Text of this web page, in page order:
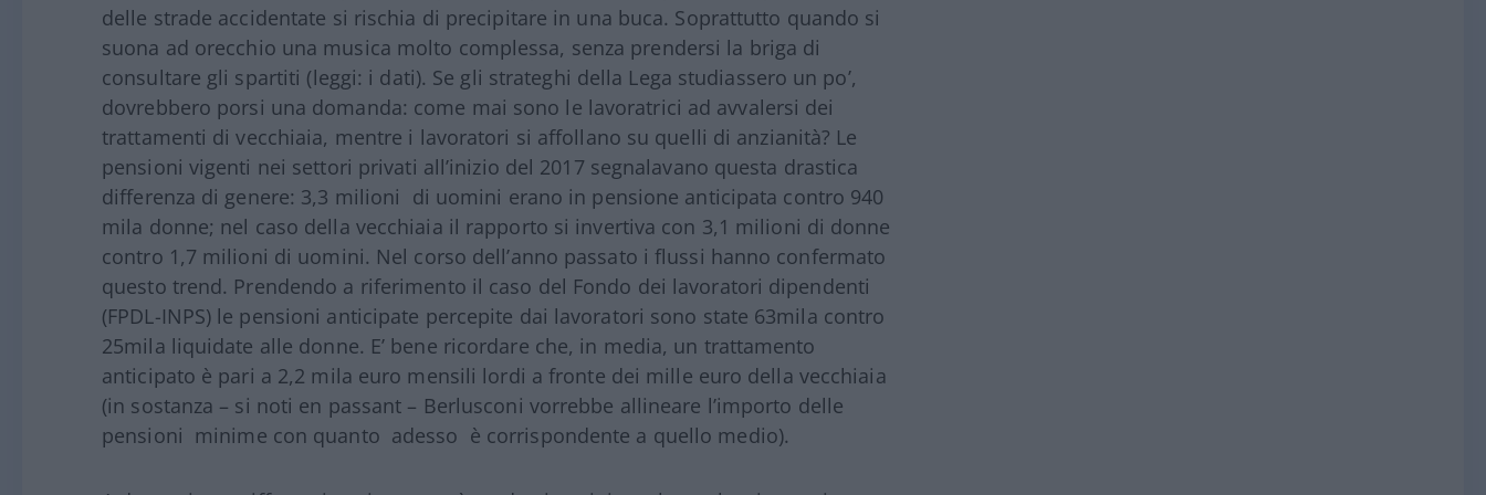
delle strade accidentate si rischia di precipitare in una buca. Soprattutto quando si
suona ad orecchio una musica molto complessa, senza prendersi la briga di
consultare gli spartiti (leggi: i dati). Se gli strateghi della Lega studiassero un po’,
dovrebbero porsi una domanda: come mai sono le lavoratrici ad avvalersi dei
trattamenti di vecchiaia, mentre i lavoratori si affollano su quelli di anzianità? Le
pensioni vigenti nei settori privati all’inizio del 2017 segnalavano questa drastica
differenza di genere: 3,3 milioni di uomini erano in pensione anticipata contro 940
mila donne; nel caso della vecchiaia il rapporto si invertiva con 3,1 milioni di donne
contro 1,7 milioni di uomini. Nel corso dell’anno passato i flussi hanno confermato
questo trend. Prendendo a riferimento il caso del Fondo dei lavoratori dipendenti
(FPDL-INPS) le pensioni anticipate percepite dai lavoratori sono state 63mila contro
25mila liquidate alle donne. E’ bene ricordare che, in media, un trattamento
anticipato è pari a 2,2 mila euro mensili lordi a fronte dei mille euro della vecchiaia
(in sostanza – si noti en passant – Berlusconi vorrebbe allineare l’importo delle
pensioni minime con quanto adesso è corrispondente a quello medio).